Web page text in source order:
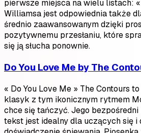
pierwsze miejsca na wielu listach:
Williamsa jest odpowiednia także
średnio zaawansowanym dzięki
pozytywnemu przesłaniu, które
się ją słucha ponownie.
Do You Love Me by The
« Do You Love Me » The Contours
klasyk z tym ikonicznym rytmem
chce się tańczyć. Jego
tekst jest idealny dla uczących się i